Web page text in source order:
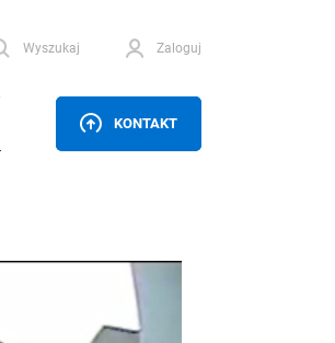
Wyszukaj Zaloguj
KONTAKT